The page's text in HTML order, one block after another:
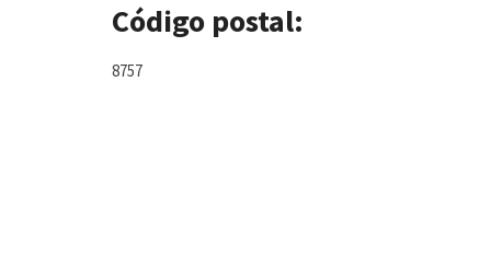
Código postal:
8757